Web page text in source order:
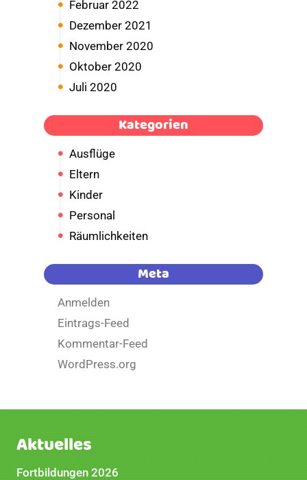
Februar 2022
Dezember 2021
November 2020
Oktober 2020
Juli 2020
Kategorien
Ausflüge
Eltern
Kinder
Personal
Räumlichkeiten
Meta
Anmelden
Eintrags-Feed
Kommentar-Feed
WordPress.org
Aktuelles
Fortbildungen 2026